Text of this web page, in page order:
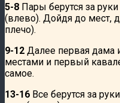
5-8 Пары берутся за
(влево). Дойдя до мест,
плечо).
9-12 Далее первая дама
местами и первый
самое.
13-16 Все берутся за